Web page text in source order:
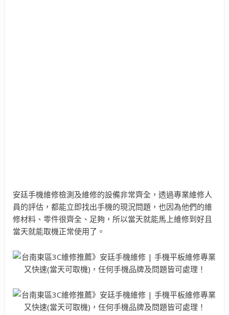
安廷手機維修檢測及維修的設備非常齊全，透過專業維修人
員的評估，都能立即找出手機的現況問題，也因為他們的維
修材料、零件很齊全、足夠，所以當天就能馬上維修到好且
當天就能取機正常使用了。